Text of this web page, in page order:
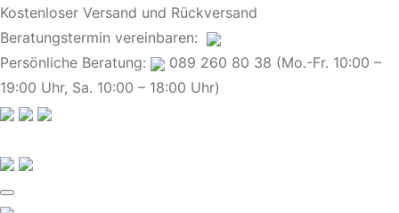
Kostenloser Versand und Rückversand
Beratungstermin vereinbaren:
Persönliche Beratung:
089 260 80 38 (Mo.-Fr. 10:00 –
19:00 Uhr, Sa. 10:00 – 18:00 Uhr)